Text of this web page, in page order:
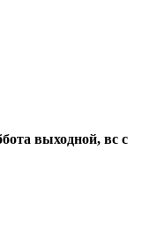
выходной, вс с